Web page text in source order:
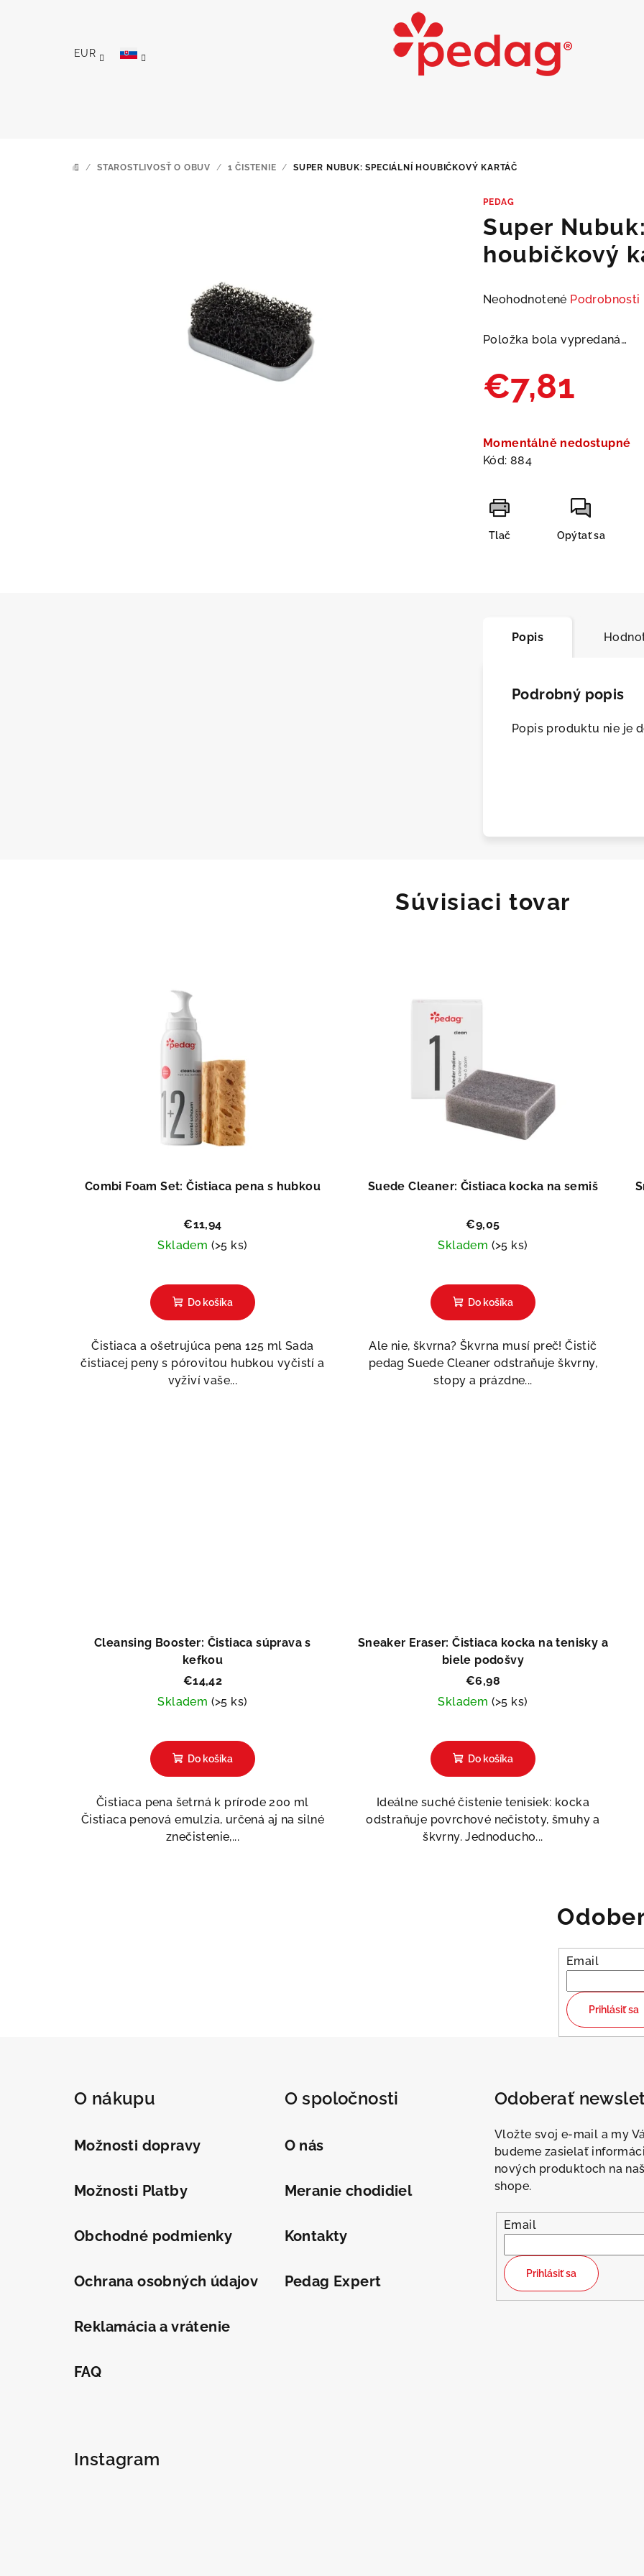
EUR
DOMOV
/ STAROSTLIVOSŤ O OBUV / 1 ČISTENIE / SUPER NUBUK: SPECIÁLNÍ HOUBIČKOVÝ KARTÁČ
PEDAG
Super
houbičkový
Priemerné
produktu
z
Neohodnotené Podrobnosti
Položka bola vypredaná…
€7,81
cena:
Momentálně nedostupné
Kód: 884
Tlač Opýtať sa
Popis
Podrobný popis
Popis produktu nie je
Súvisiaci tovar
Combi Foam Set: Čistiaca pena s hubkou
€11,94
Skladem (>5 ks)
hodnotenie
produktu
je
2,0
z
5
Do košíka
Čistiaca a ošetrujúca pena 125 ml Sada
čistiacej peny s pórovitou hubkou vyčistí a
vyživí vaše...
Suede Cleaner: Čistiaca kocka na semiš
€9,05
Skladem (>5 ks)
Do košíka
Ale nie, škvrna? Škvrna musí preč! Čistič
pedag Suede Cleaner odstraňuje škvrny,
stopy a prázdne...
Cleansing Booster: Čistiaca súprava s
kefkou
€14,42
Skladem (>5 ks)
Do košíka
Čistiaca pena šetrná k prírode 200 ml
Čistiaca penová emulzia, určená aj na silné
znečistenie,...
Sneaker Eraser: Čistiaca kocka na tenisky a
biele podošvy
€6,98
Skladem (>5 ks)
hodnotenie
produktu
je
5,0
z
5
Do košíka
Ideálne suché čistenie tenisiek: kocka
odstraňuje povrchové nečistoty, šmuhy a
škvrny. Jednoducho...
Email
Prihlásiť sa
O nákupu
Možnosti dopravy
Možnosti Platby
Obchodné podmienky
Ochrana osobných údajov
Reklamácia a vrátenie
FAQ
O spoločnosti
O nás
Meranie chodidiel
Kontakty
Pedag Expert
Odoberať
Vložte svoj e-mail a my
budeme zasielať
nových produktoch na
shope.
Email
Prihlásiť sa
Instagram